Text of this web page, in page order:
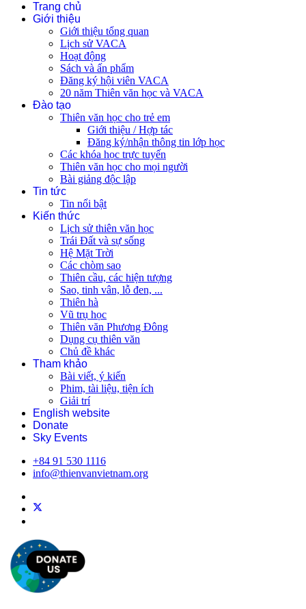
Trang chủ
Giới thiệu
Giới thiệu tổng quan
Lịch sử VACA
Hoạt động
Sách và ấn phẩm
Đăng ký hội viên VACA
20 năm Thiên văn học và VACA
Đào tạo
Thiên văn học cho trẻ em
Giới thiệu / Hợp tác
Đăng ký/nhận thông tin lớp học
Các khóa học trực tuyến
Thiên văn học cho mọi người
Bài giảng độc lập
Tin tức
Tin nổi bật
Kiến thức
Lịch sử thiên văn học
Trái Đất và sự sống
Hệ Mặt Trời
Các chòm sao
Thiên cầu, các hiện tượng
Sao, tinh vân, lỗ đen, ...
Thiên hà
Vũ trụ học
Thiên văn Phương Đông
Dụng cụ thiên văn
Chủ đề khác
Tham khảo
Bài viết, ý kiến
Phim, tài liệu, tiện ích
Giải trí
English website
Donate
Sky Events
+84 91 530 1116
info@thienvanvietnam.org